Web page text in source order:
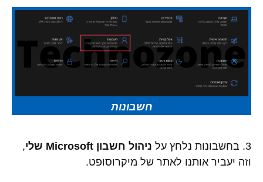
חשבונות
3. בחשבונות נלחץ על ניהול חשבון Microsoft שלי
,
וזה יעביר אותנו לאתר של מיקרוסופט.